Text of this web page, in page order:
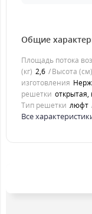
Общие
Площадь потока
(кг) 2,6 Высота (см)
изготовления
решетки открытая,
Тип решетки люфт
Все